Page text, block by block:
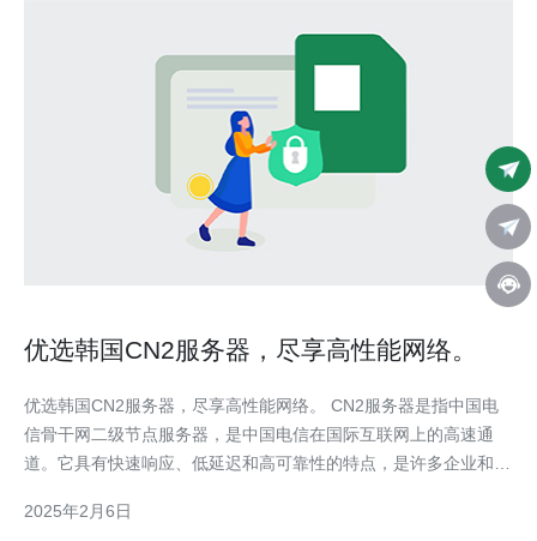
优选韩国CN2服务器，尽享高性能网络。
优选韩国CN2服务器，尽享高性能网络。 CN2服务器是指中国电
信骨干网二级节点服务器，是中国电信在国际互联网上的高速通
道。它具有快速响应、低延迟和高可靠性的特点，是许多企业和个
设施和高速互联网连接。
2025年2月6日